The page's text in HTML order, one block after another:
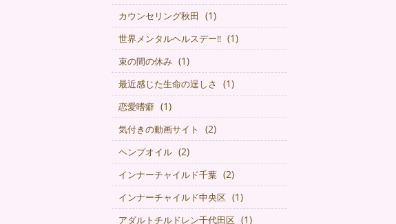
カウンセリング秋田 (1)
世界メンタルヘルスデー‼️ (1)
束の間の休み (1)
最近感じた生命の逞しさ (1)
恋愛嗜癖 (1)
気付きの動画サイト (2)
ヘンプオイル (2)
インナーチャイルド千葉 (2)
インナーチャイルド中央区 (1)
アダルトチルドレン千代田区 (1)